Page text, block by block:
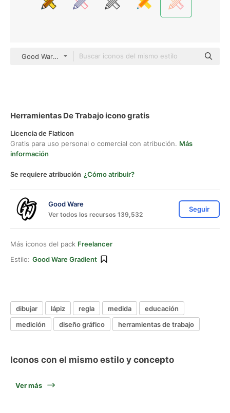
Good Ware Gradient
Herramientas De Trabajo icono gratis
Licencia de Flaticon
Gratis para uso personal o comercial con atribución. Más
información
Se requiere atribución ¿Cómo atribuir?
Good Ware
Ver todos los recursos 139,532
Seguir
Más iconos del pack Freelancer
Estilo: Good Ware Gradient
dibujar lápiz regla medida
educación
medición
diseño gráfico herramientas de trabajo
Iconos con el mismo estilo y concepto
Ver más